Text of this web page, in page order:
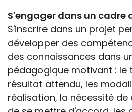
S'engager dans un
S'inscrire dans un projet
développer des
des connaissances dans
pédagogique motivant : le
résultat attendu, les
réalisation, la nécessité